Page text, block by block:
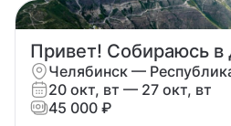
20 окт, вт — 27 окт, вт
45 000 ₽